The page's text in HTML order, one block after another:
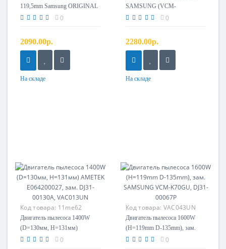
119,5mm Samsung ORIGINAL
VCM-K70GUAA
0
2090.00р.
На складе
SAMSUNG (VCM-
M10GUAA, H=119,5mm)
0
2280.00р.
На складе
Код товара: 11me62
Двигатель пылесоса 1400W
(D=130мм, H=131мм)
AMETEK E064200027, зам.
0
Код товара: VAC043UN
Двигатель пылесоса 1600W
(H=119mm D-135mm), зам.
SAMSUNG VCM-K70GU,
0